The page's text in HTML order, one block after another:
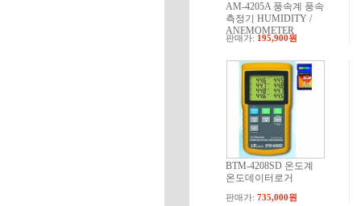
AM-4205A 풍속계 풍속
측정기 HUMIDITY /
ANEMOMETER
판매가: 195,900원
BTM-4208SD 온도계
온도데이터로거
판매가:735,000원